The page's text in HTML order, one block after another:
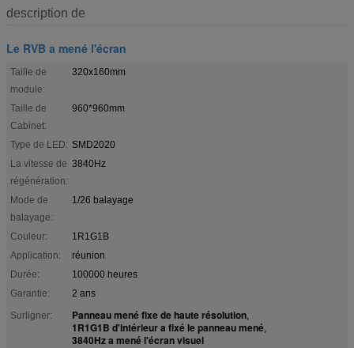
description de
Le RVB a mené l'écran
Taille de
module:
320x160mm
Taille de
Cabinet:
960*960mm
Type de LED: SMD2020
La vitesse de
régénération:
3840Hz
Mode de
balayage:
1/26 balayage
Couleur:
1R1G1B
Application:
réunion
Durée:
100000 heures
Garantie:
2 ans
Surligner:
Panneau mené fixe de haute résolution,
1R1G1B d'intérieur a fixé le panneau mené,
3840Hz a mené l'écran visuel